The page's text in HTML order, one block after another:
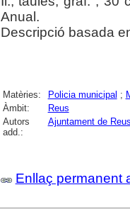
Anual.
Descripció basada
Matèries: Policia municipal ;
Àmbit:
Reus
Autors
add.:
Ajuntament de Reus
Enllaç permanent